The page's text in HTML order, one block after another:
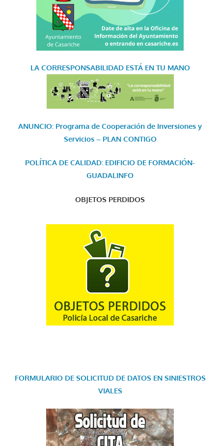
LA CORRESPONSABILIDAD ESTÁ EN TU MANO
ANUNCIO: Programa de Cooperación de Inversiones y
Servicios – PLAN CONTIGO
POLÍTICA DE CALIDAD: EDIFICIO DE FORMACIÓN-
GUADALINFO
OBJETOS PERDIDOS
FORMULARIO DE SOLICITUD DE DATOS EN SINIESTROS
VIALES